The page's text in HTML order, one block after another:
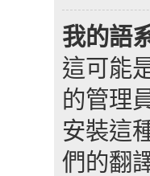
我的語
這可能
的管理
安裝這
們的翻